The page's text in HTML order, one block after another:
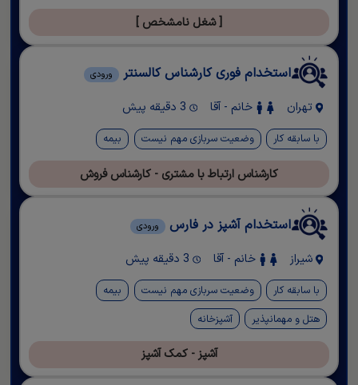
[ شغل نامشخص ]
استخدام فوری کارشناس کالسنتر ورودی
تهران خانم - آقا 3 دقیقه پیش
با سابقه کار وضعیت سربازی مهم نیست بیمه
کارشناس ارتباط با مشتری - کارشناس فروش
استخدام آشپز در فارس ورودی
شیراز خانم - آقا 3 دقیقه پیش
با سابقه کار وضعیت سربازی مهم نیست
بیمه
هتل و مهمانپذیر
آشپزخانه
آشپز - کمک آشپز